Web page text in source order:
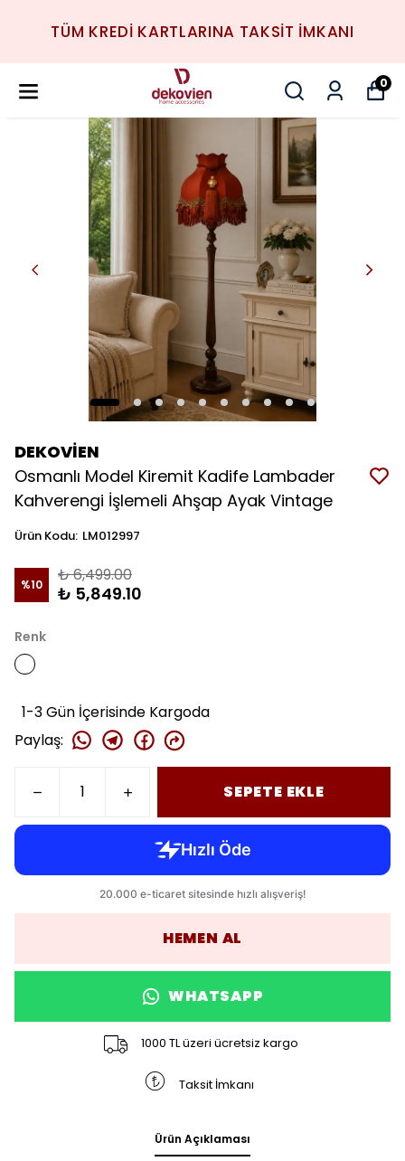
TÜM KREDİ KARTLARINA TAKSİT İMKANI
0
DEKOVİEN
Osmanlı Model Kiremit Kadife Lambader
Kahverengi İşlemeli Ahşap Ayak Vintage
Ürün Kodu: LM012997
%10 ₺ 6,499.00
₺ 5,849.10
Renk
1-3 Gün İçerisinde Kargoda
Paylaş:
SEPETE EKLE
HEMEN AL
WHATSAPP
1000 TL üzeri ücretsiz kargo
Taksit İmkanı
Ürün Açıklaması